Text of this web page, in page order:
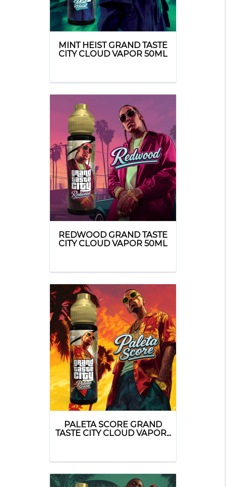
MINT HEIST GRAND TASTE
CITY CLOUD VAPOR 50ML
REDWOOD GRAND TASTE
CITY CLOUD VAPOR 50ML
PALETA SCORE GRAND
TASTE CITY CLOUD VAPOR...